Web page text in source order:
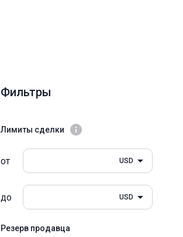
Фильтры
Лимиты сделки
от USD
до USD
Резерв продавца